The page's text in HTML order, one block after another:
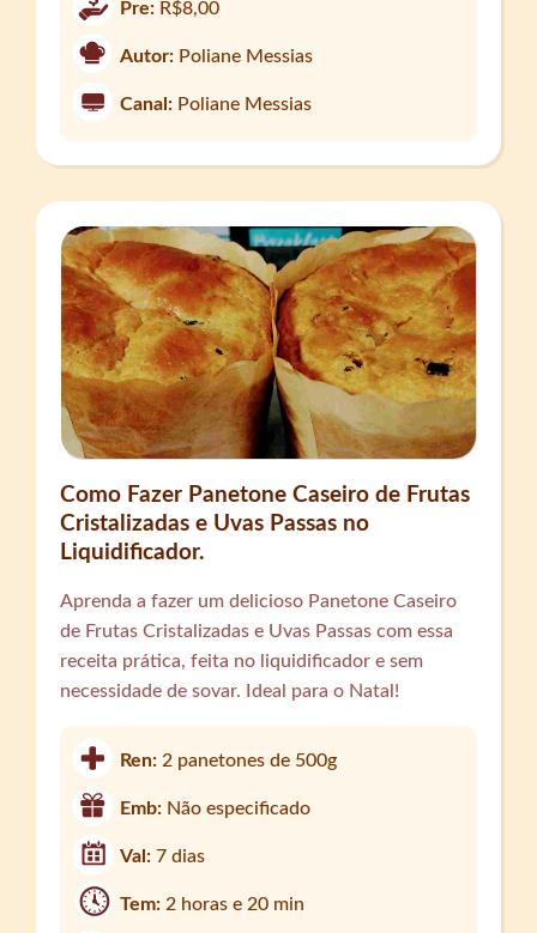
Pre: R$8,00
Autor: Poliane Messias
Canal: Poliane Messias
Como Fazer Panetone Caseiro de Frutas
Cristalizadas e Uvas Passas no
Liquidificador.
Aprenda a fazer um delicioso Panetone Caseiro
de Frutas Cristalizadas e Uvas Passas com essa
receita prática, feita no liquidificador e sem
necessidade de sovar. Ideal para o Natal!
Ren:2 panetones de 500g
Emb: Não especificado
Val:7 dias
Tem:2 horas e 20 min